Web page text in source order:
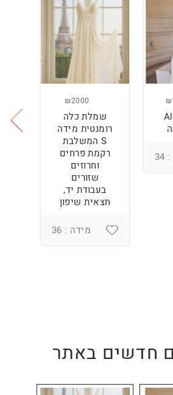
₪2000
שמלת כלה
רומנטית מידה
S המשלבת
רקמת פרחים
וחרוזים
שזורים
בעבודת יד,
חצאית שיפון
מידה : 36
חדשים באתר